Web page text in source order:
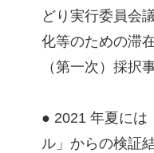
どり実行委員会
化等のための滞
（第一次）採択
● 2021 年夏には
ル」からの検証